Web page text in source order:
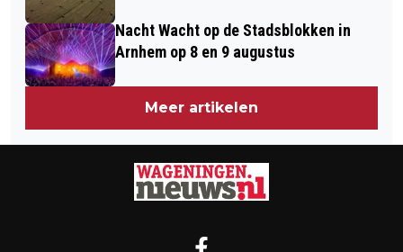
Nacht Wacht op de Stadsblokken in
Arnhem op 8 en 9 augustus
Meer artikelen